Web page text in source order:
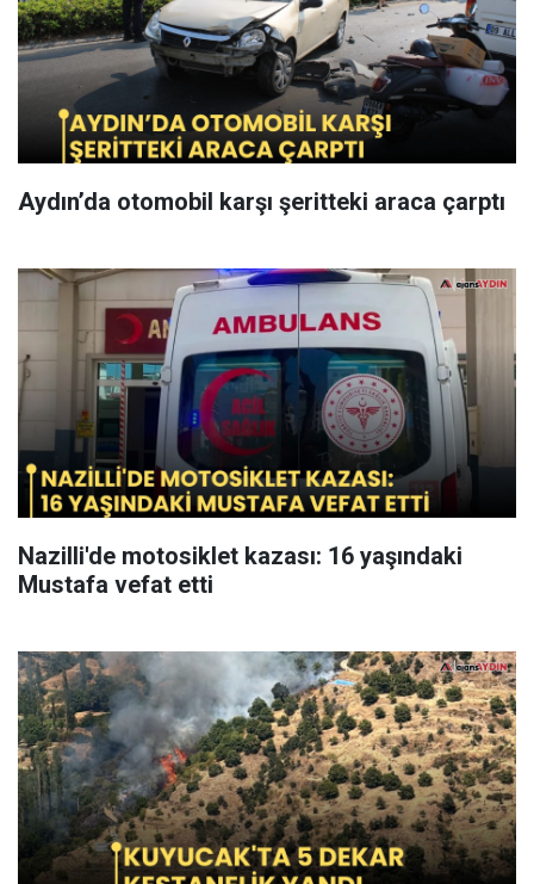
Aydın’da otomobil karşı şeritteki araca çarptı
Nazilli'de motosiklet kazası: 16 yaşındaki
Mustafa vefat etti